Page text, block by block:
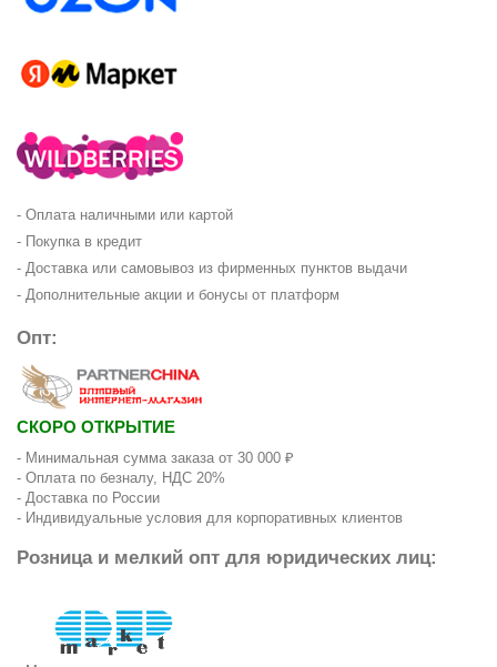
- Оплата наличными или картой
- Покупка в кредит
- Доставка или самовывоз из фирменных пунктов выдачи
- Дополнительные акции и бонусы от платформ
Опт:
СКОРО ОТКРЫТИЕ
- Минимальная сумма заказа от 30 000 ₽
- Оплата по безналу, НДС 20%
- Доставка по России
- Индивидуальные условия для корпоративных клиентов
Розница и мелкий опт для юридических лиц: